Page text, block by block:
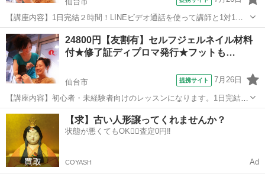
【講座内容】1日完結２時間！LINEビデオ通話を使って講師と1対1で
レッスンします！通常のジェルネイルよりもとっても簡単にご自宅で
セルフジェルネイルが楽しめるようになるレッスンです。デザインは
決まったチップタイプのジェルから...
宮城 仙台市 ネイル
24800円【友割有】セルフジェルネイル材料
付★修了証ディプロマ発行★フットも…
仙台市 提携サイト 7月26日
【講座内容】初心者・未経験者向けのレッスンになります。1日完結3
時間！ご自宅で気軽にセルフジェルネイルが楽しめるようになるレッ
スンです。デザインは特に指定が無ければ、未経験・初心者の方でも
簡単なラメグラデーションを予定。オフ...
宮城 仙台市 ネイル
【求】古い人形譲ってくれませんか？
状態が悪くてもOK🙆‍♀️査定0円‼️
COYASH Ad